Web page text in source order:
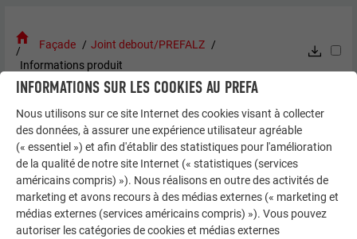
Façade
Joint debout/PREFALZ
Informations produit
INFORMATIONS PRODUIT
PREFALZ
Matériau et propriétés du
matériau
INFORMATIONS SUR LES COOKIES AU PREFA
Nous utilisons sur ce site Internet des cookies visant à collecter
des données, à assurer une expérience utilisateur agréable
(« essentiel ») et afin d'établir des statistiques pour l'amélioration
de la qualité de notre site Internet (« statistiques (services
américains compris) »). Nous réalisons en outre des activités de
marketing et avons recours à des médias externes (« marketing et
médias externes (services américains compris) »). Vous pouvez
autoriser les catégories de cookies et médias externes